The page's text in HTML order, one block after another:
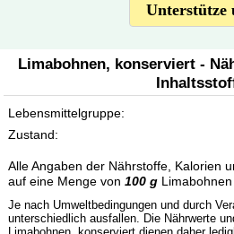
Unterstütze
Limabohnen, konserviert -
Lebensmittelgruppe:
Zustand:
Alle Angaben der Nährstoffe, Kalorien
auf eine Menge von 100 gLimabohnen
Je nach Umweltbedingungen und durch
unterschiedlich ausfallen. Die Nährwerte